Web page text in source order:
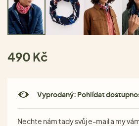
490 Kč
Vyprodaný: Pohlídat
Nechte nám tady svůj e-mail a my